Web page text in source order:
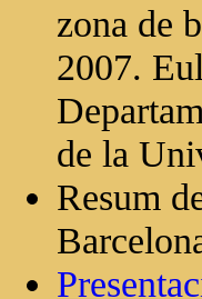
zona de
2007.
de la
Resum